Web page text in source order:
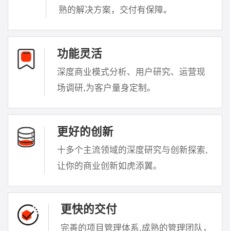
熟的解决方案，交付有保障。
功能灵活
深度商业模式分析、用户研究、运营现
场调研,为客户量身定制。
更好的创新
十多个主流领域的深度研究与创新探索,
让你的商业创新如虎添翼。
更快的交付
完善的项目管理体系,成熟的管理团队，